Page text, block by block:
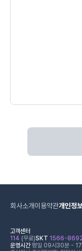
회사소개이용약관개인정
고객센터
114 (무료)SKT 1566-
운영시간평일 09시30분 - 17